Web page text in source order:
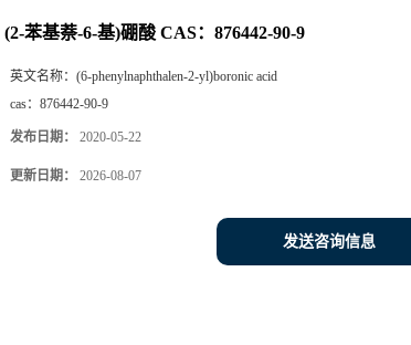
(2-苯基萘-6-基)硼酸 CAS：876442-90-9
英文名称： (6-phenylnaphthalen-2-yl)boronic acid
cas： 876442-90-9
发布日期： 2020-05-22
更新日期： 2026-08-07
发送咨询信息